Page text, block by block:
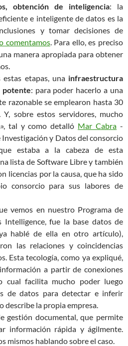
obtención de inteligencia: la
e inteligente de datos es la
y tomar decisiones de
comentamos. Para ello, es preciso
manera apropiada para obtener
etapas, una infraestructura
potente: para poder hacerlo a una
razonable se emplearon hasta 30
Y, sobre estos servidores, mucho
tal y como detalló Mar Cabra -
Investigación y Datos del consorcio
estaba a la cabeza de esta
lista de Software Libre y también
licencias por la causa, que ha sido
consorcio para sus labores de
vemos en nuestro Programa de
Intelligence, fue la base datos de
hablé de ella en otro artículo),
las relaciones y coincidencias
Esta tecología, como ya expliqué,
a partir de conexiones
cual facilita mucho poder luego
de datos para detectar e inferir
describe la propia empresa.
gestión documental, que permite
información rápida y ágilmente.
mismos hablando sobre el caso.